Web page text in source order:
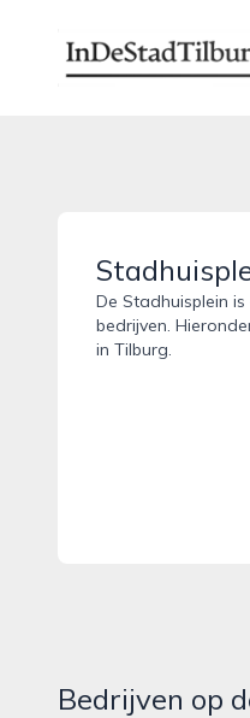
indestadtilburg.nl
De Stadhuisplein
bedrijven.
in Tilburg.
Bedrijven op